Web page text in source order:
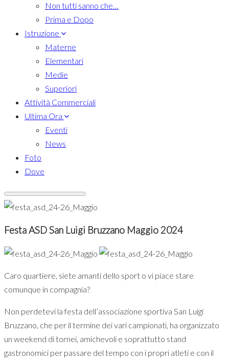
Non tutti sanno che…
Prima e Dopo
Istruzione
Materne
Elementari
Medie
Superiori
Attività Commerciali
Ultima Ora
Eventi
News
Foto
Dove
Festa ASD San Luigi Bruzzano Maggio 2024
Caro quartiere, siete amanti dello sport o vi piace stare
comunque in compagnia?
Non perdetevi la festa dell’associazione sportiva San Luigi
Bruzzano, che per il termine dei vari campionati, ha organizzato
un weekend di tornei, amichevoli e soprattutto stand
gastronomici per passare del tempo con i propri atleti e con il